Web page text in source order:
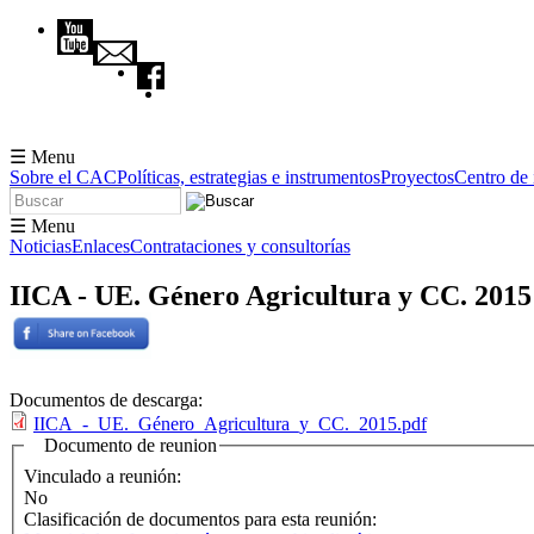
Pasar al contenido principal
☰ Menu
Sobre el CACPolíticas, estrategias e instrumentosProyectosCentro de
Formulario de búsqueda
Buscar
☰ Menu
NoticiasEnlacesContrataciones y consultorías
IICA - UE. Género Agricultura y CC. 2015
Documentos de descarga:
IICA_-_UE._Género_Agricultura_y_CC._2015.pdf
Documento de reunion
Vinculado a reunión:
No
Clasificación de documentos para esta reunión: